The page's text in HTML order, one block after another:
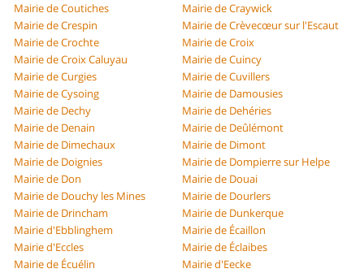
Mairie de Coutiches
Mairie de Craywick
Mairie de Crespin
Mairie de Crèvecœur sur l'Escaut
Mairie de Crochte
Mairie de Croix
Mairie de Croix Caluyau
Mairie de Cuincy
Mairie de Curgies
Mairie de Cuvillers
Mairie de Cysoing
Mairie de Damousies
Mairie de Dechy
Mairie de Dehéries
Mairie de Denain
Mairie de Deûlémont
Mairie de Dimechaux
Mairie de Dimont
Mairie de Doignies
Mairie de Dompierre sur Helpe
Mairie de Don
Mairie de Douai
Mairie de Douchy les Mines
Mairie de Dourlers
Mairie de Drincham
Mairie de Dunkerque
Mairie d'Ebblinghem
Mairie de Écaillon
Mairie d'Eccles
Mairie de Éclaibes
Mairie de Écuélin
Mairie d'Eecke